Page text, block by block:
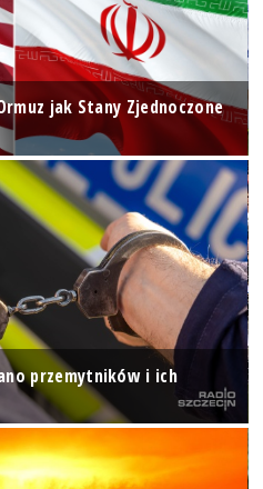
jak Stany Zjednoczone
przemytników i ich